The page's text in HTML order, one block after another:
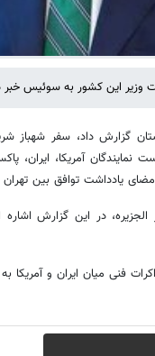
وزیر این کشور به سوئیس خبر
گزارش داد، سفر
آمریکا، ایران،
یادداشت توافق بین
الجزیره، در این گزارش
فنی میان ایران و آمریکا